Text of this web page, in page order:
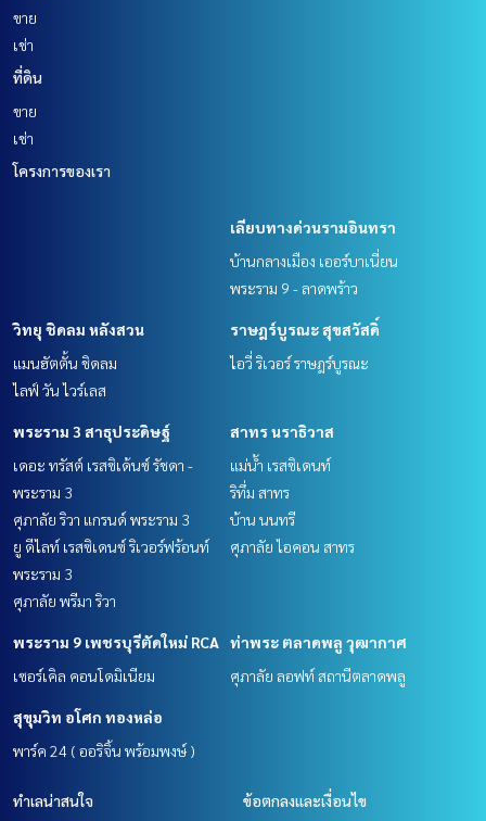
ขาย
เช่า
ที่ดิน
ขาย
เช่า
โครงการของเรา
เลียบทางด่วนรามอินทรา
บ้านกลางเมือง เออร์บาเนี่ยน
พระราม 9 - ลาดพร้าว
วิทยุ ชิดลม หลังสวน
แมนฮัตตั้น ชิดลม
ไลฟ์ วัน ไวร์เลส
ราษฎร์บูรณะ สุขสวัสดิ์
ไอวี่ ริเวอร์ ราษฎร์บูรณะ
พระราม 3 สาธุประดิษฐ์
เดอะ ทรัสต์ เรสซิเด้นซ์ รัชดา -
พระราม 3
ศุภาลัย ริวา แกรนด์ พระราม 3
ยู ดีไลท์ เรสซิเดนซ์ ริเวอร์ฟร้อนท์
พระราม 3
ศุภาลัย พรีมา ริวา
สาทร นราธิวาส
แม่น้ำ เรสซิเดนท์
ริทึ่ม สาทร
บ้าน นนทรี
ศุภาลัย ไอคอน สาทร
พระราม 9 เพชรบุรีตัดใหม่ RCA
เซอร์เคิล คอนโดมิเนียม
ท่าพระ ตลาดพลู วุฒากาศ
ศุภาลัย ลอฟท์ สถานีตลาดพลู
สุขุมวิท อโศก ทองหล่อ
พาร์ค 24 ( ออริจิ้น พร้อมพงษ์ )
ทำเลน่าสนใจ ข้อตกลงและเงื่อนไข